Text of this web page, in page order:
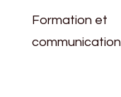
Formation et
communication